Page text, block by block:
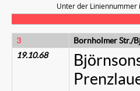
Unter der Liniennummer
3
Bornholmer Str./
19.10.68